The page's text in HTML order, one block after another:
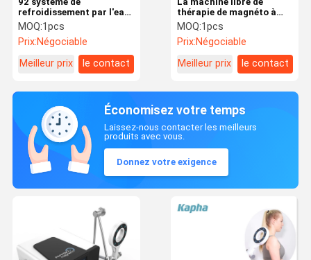
refroidissement par l'eau
de la machine 2.5L de
thérapie de magnéto à
T/S
MOQ:1pcs
Prix:Négociable
Meilleur prix
le contact
thérapie de magnéto à
main a palpité
transduction superbe de
champ
électromagnétique
MOQ:1pcs
Prix:Négociable
Meilleur prix
le contact
Économisez votre temps
Laissez-nous contacter les meilleurs
produits avec vous.
Donnez votre exigence